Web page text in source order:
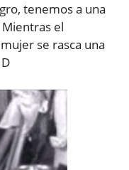
tenemos a una
el
se rasca una